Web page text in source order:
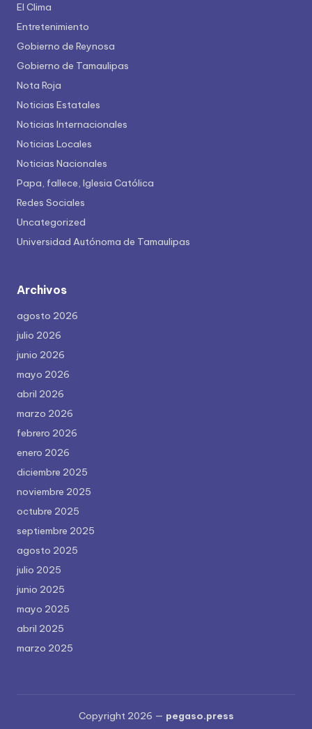
El Clima
Entretenimiento
Gobierno de Reynosa
Gobierno de Tamaulipas
Nota Roja
Noticias Estatales
Noticias Internacionales
Noticias Locales
Noticias Nacionales
Papa, fallece, Iglesia Católica
Redes Sociales
Uncategorized
Universidad Autónoma de Tamaulipas
Archivos
agosto 2026
julio 2026
junio 2026
mayo 2026
abril 2026
marzo 2026
febrero 2026
enero 2026
diciembre 2025
noviembre 2025
octubre 2025
septiembre 2025
agosto 2025
julio 2025
junio 2025
mayo 2025
abril 2025
marzo 2025
Copyright 2026 — pegaso.press